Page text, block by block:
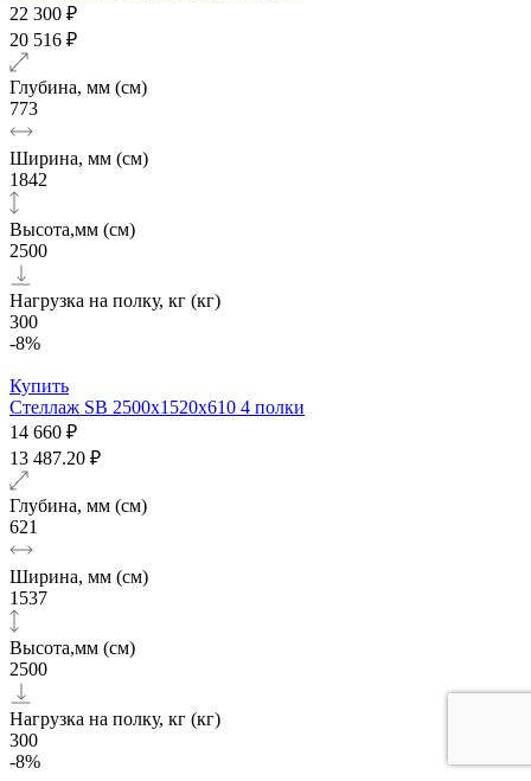
22 300 ₽
20 516 ₽
Глубина, мм (см)
773
Ширина, мм (см)
1842
Высота,мм (см)
2500
Нагрузка на полку, кг (кг)
300
-8%
Купить
Стеллаж SB 2500х1520x610 4 полки
14 660 ₽
13 487.20 ₽
Глубина, мм (см)
621
Ширина, мм (см)
1537
Высота,мм (см)
2500
Нагрузка на полку, кг (кг)
300
-8%